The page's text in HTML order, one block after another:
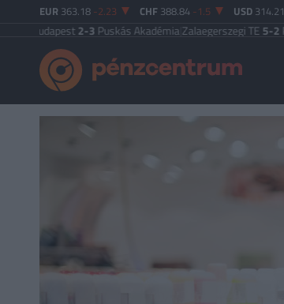
EUR 363.18 -2.23 CHF 388.84 -1.5 USD 314.21
2-3Puskás Akadémia|Zalaegerszegi TE5-2Paksi FC|